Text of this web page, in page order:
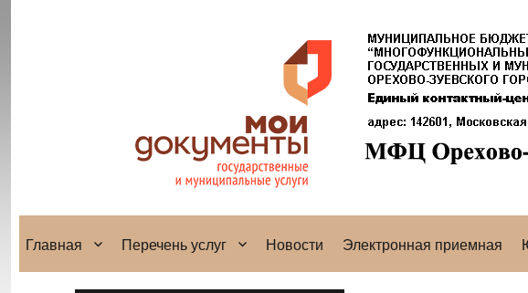
Главная Перечень услуг Новости Электронная приемная